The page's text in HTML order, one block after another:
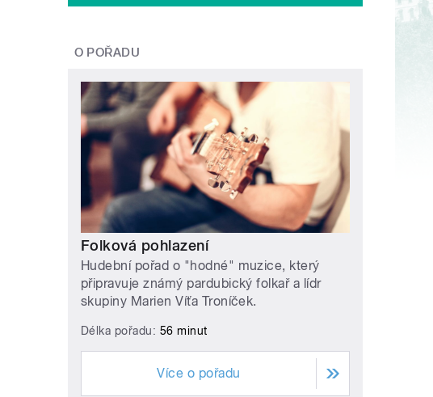
O POŘADU
Folková pohlazení
Hudební pořad o "hodné" muzice, který
připravuje známý pardubický folkař a lídr
skupiny Marien Víťa Troníček.
Délka pořadu: 56 minut
Více o pořadu